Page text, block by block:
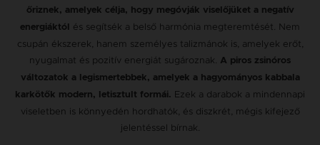
őriznek, amelyek célja, hogy megóvják viselőjüket a negatív
energiáktól
és segítsék a belső harmónia megteremtését. Nem
csupán ékszerek, hanem személyes talizmánok is, amelyek erőt,
nyugalmat és pozitív energiát sugároznak. A piros zsinóros
változatok a legismertebbek, amelyek a hagyományos kabbala
karkötők modern, letisztult formái. Ezek a darabok a mindennapi
viseletben is könnyedén hordhatók, és diszkrét, mégis kifejező
jelentéssel bírnak.